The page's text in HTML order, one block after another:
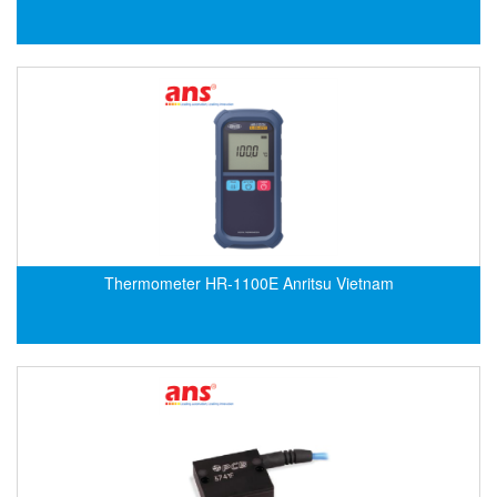
Ekstrom-Carlson
Elands Cable Vietnam
Electro Adda
Electronics Inc. Viet Nam
Thermometer HR-1100E Anritsu Vietnam